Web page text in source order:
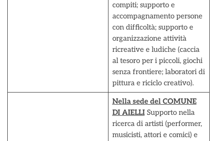
compiti; supporto e
accompagnamento persone
con difficoltà; supporto e
organizzazione attività
ricreative e ludiche (caccia
al tesoro per i piccoli, giochi
senza frontiere; laboratori di
pittura e riciclo creativo).
Nella sede del COMUNE
DI AIELLISupporto nella
ricerca di artisti (performer,
musicisti, attori e comici) e